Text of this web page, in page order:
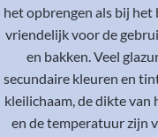
het opbrengen als bij het
vriendelijk voor de
en bakken. Veel
secundaire kleuren en
kleilichaam, de dikte van
en de temperatuur zijn